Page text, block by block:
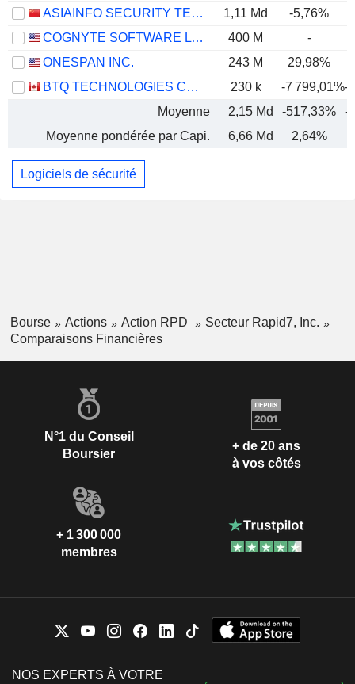
ASIAINFO SECURITY TECHNOLOGIES CO.,LTD.
1,11 Md -5,76%
COGNYTE SOFTWARE LTD.
400 M -
ONESPAN INC.
243 M 29,98%
BTQ TECHNOLOGIES CORP.
230 k -7 799,01%-
Moyenne
2,15 Md -517,33%
-
Moyenne pondérée par Capi.
6,66 Md 2,64%
Logiciels de sécurité
Bourse Actions Action RPD
Secteur Rapid7, Inc.
Comparaisons Financières
N°1 du Conseil
Boursier
+ de 20 ans
à vos côtés
+ 1 300 000
membres
NOS EXPERTS À VOTRE